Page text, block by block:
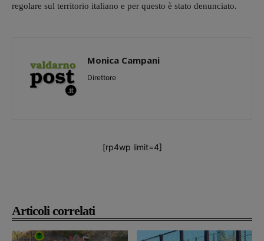
Articoli correlati
regolare sul territorio italiano e per questo è stato denunciato.
Monica Campani
Direttore
[rp4wp limit=4]